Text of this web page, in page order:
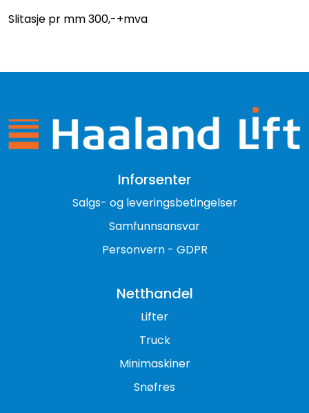
Slitasje pr mm 300,-+mva
Inforsenter
Salgs- og leveringsbetingelser
Samfunnsansvar
Personvern - GDPR
Netthandel
Lifter
Truck
Minimaskiner
Snøfres